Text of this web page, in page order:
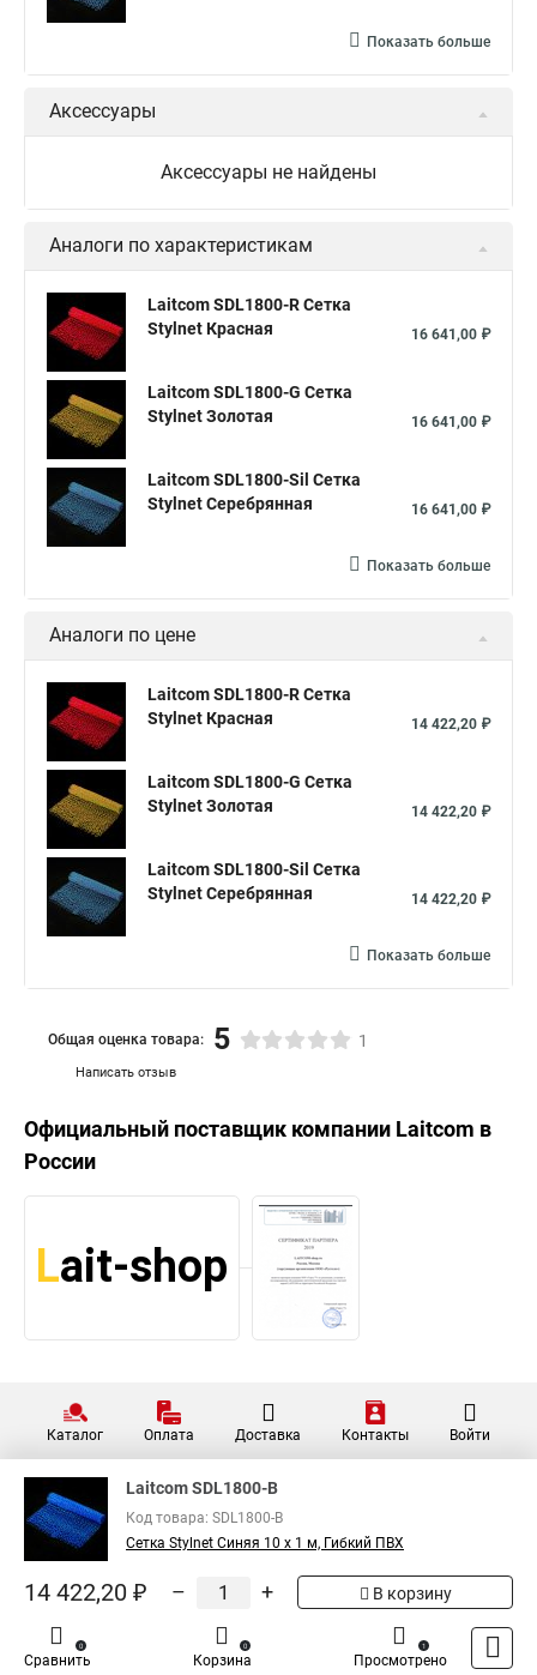
Показать больше
Аксессуары
Аксессуары не найдены
Аналоги по характеристикам
Laitcom SDL1800-R Сетка
Stylnet Красная
16 641,00 ₽
Laitcom SDL1800-G Сетка
Stylnet Золотая
16 641,00 ₽
Laitcom SDL1800-Sil Сетка
Stylnet Cеребрянная
16 641,00 ₽
Показать больше
Аналоги по цене
Laitcom SDL1800-R Сетка
Stylnet Красная
14 422,20 ₽
Laitcom SDL1800-G Сетка
Stylnet Золотая
14 422,20 ₽
Laitcom SDL1800-Sil Сетка
Stylnet Cеребрянная
14 422,20 ₽
Показать больше
Написать отзыв
Общая оценка товара: 5 1
Официальный поставщик компании Laitcom в
России
Каталог Оплата Доставка Контакты Войти
Laitcom SDL1800-B
Код товара: SDL1800-B
Сетка Stylnet Синяя 10 x 1 м, Гибкий ПВХ
14 422,20 ₽ – + В корзину
Сравнить
0
Корзина
0
Просмотрено
1